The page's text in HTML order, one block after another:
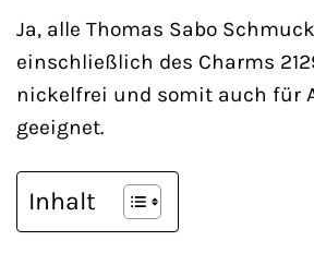
Ja, alle Thomas Sabo
einschließlich des Charms
nickelfrei und somit auch für
geeignet.
Inhalt